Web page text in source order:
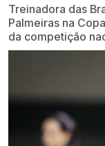
Treinadora das
Palmeiras na
da competição